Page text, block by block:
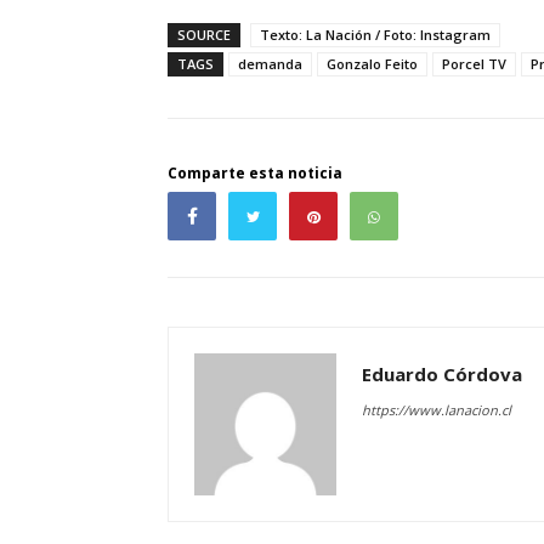
SOURCE
Texto: La Nación / Foto: Instagram
TAGS
demanda Gonzalo Feito Porcel TV
Comparte esta noticia
Eduardo Córdova
https://www.lanacion.cl